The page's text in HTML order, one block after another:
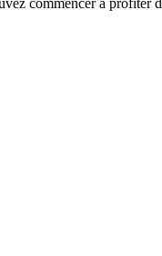
commencer à profiter